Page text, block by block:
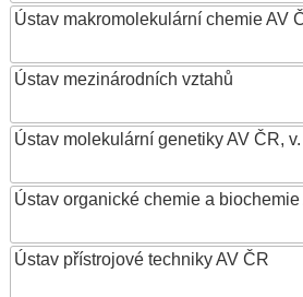
Ústav makromolekulární chemie AV
Ústav mezinárodních vztahů
Ústav molekulární genetiky AV ČR, v.
Ústav organické chemie a biochemie
Ústav přístrojové techniky AV ČR